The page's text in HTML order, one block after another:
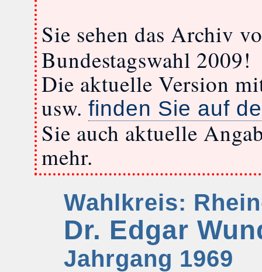
Sie sehen das Archiv
Bundestagswahl 2009!
Die aktuelle Version
usw. finden Sie auf
Sie auch aktuelle
mehr.
Wahlkreis:
Dr. Edgar
Jahrgang 1969